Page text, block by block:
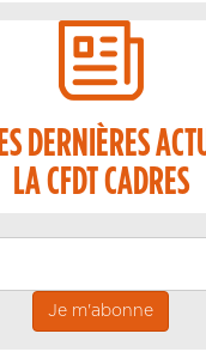
DERNIÈRES
LA CFDT CADRES